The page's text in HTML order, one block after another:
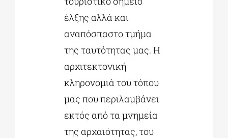
έλξης αλλά και
αναπόσπαστο τμήμα
της ταυτότητας μας. Η
αρχιτεκτονική
κληρονομιά του τόπου
μας που περιλαμβάνει
εκτός από τα μνημεία
της αρχαιότητας, του